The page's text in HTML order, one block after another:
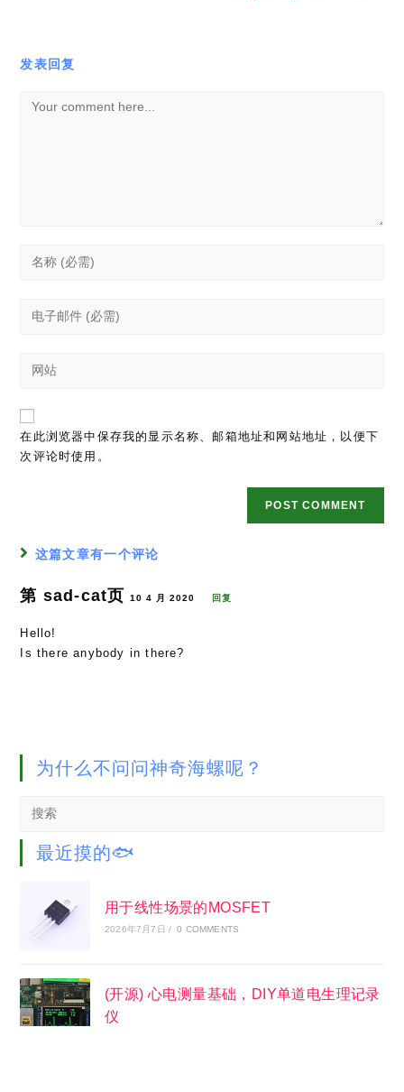
发表回复
Comment
Enter
or
comment
Enter
address
comment
Enter
URL
(optional)
在此浏览器中保存我的显示名称、邮箱地址和网站地址，以便下
次评论时使用。
这篇文章有一个评论
第 sad-cat页 10 4 月 2020 回复
Hello!
Is there anybody in there?
为什么不问问神奇海螺呢？
Search
website
最近摸的🐟
用于线性场景的MOSFET
2026年7月7日 / 0 COMMENTS
(开源) 心电测量基础，DIY单道电生理记录
仪